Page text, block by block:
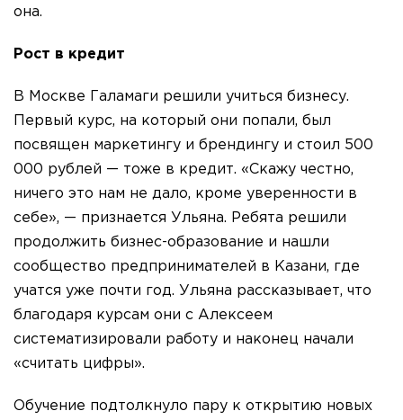
она.
Рост в кредит
В Москве Галамаги решили учиться бизнесу.
Первый курс, на который они попали, был
посвящен маркетингу и брендингу и стоил 500
000 рублей — тоже в кредит. «Скажу честно,
ничего это нам не дало, кроме уверенности в
себе», — признается Ульяна. Ребята решили
продолжить бизнес-образование и нашли
сообщество предпринимателей в Казани, где
учатся уже почти год. Ульяна рассказывает, что
благодаря курсам они с Алексеем
систематизировали работу и наконец начали
«считать цифры».
Обучение подтолкнуло пару к открытию новых